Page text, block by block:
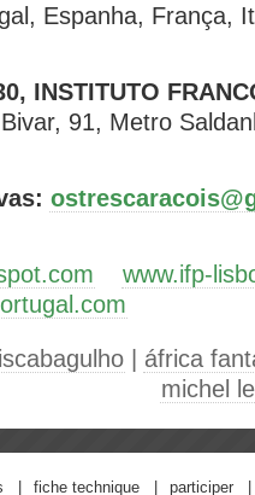
Espanha, França,
INSTITUTO
91, Metro
www.ifp-
áfrica
michel
fiche technique participer